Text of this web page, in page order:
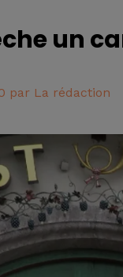
un
par La rédaction